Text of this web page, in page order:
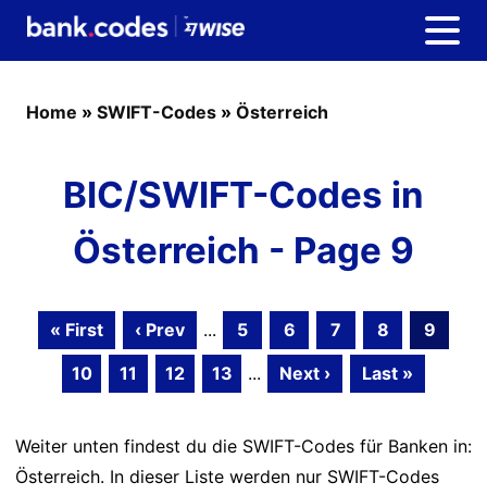
Home » SWIFT-Codes » Österreich
BIC/SWIFT-Codes in
Österreich - Page 9
« First ‹ Prev ... 5 6 7 8
9
10
11 12 13 ... Next › Last »
Weiter unten findest du die SWIFT-Codes für Banken in:
Österreich. In dieser Liste werden nur SWIFT-Codes